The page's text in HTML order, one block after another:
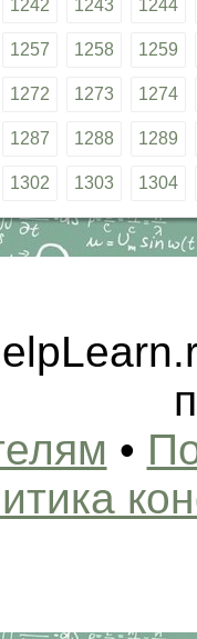
1242 1243 1244
1257 1258 1259
1272 1273 1274
1287 1288 1289
1302 1303 1304
•